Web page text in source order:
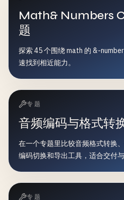
Math& Numbers
题
探索 45 个围绕 math 的 &-
速找到相近能力。
专题
音频编码与格式转
在一个专题里比较音频格式转换
编码切换和导出工具，适合交付与
专题